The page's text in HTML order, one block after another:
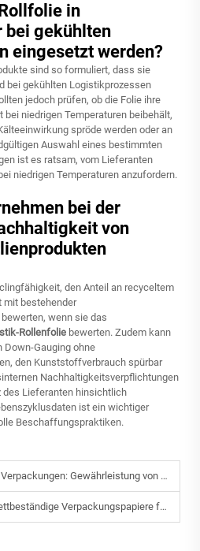
in
bei gekühlten
eingesetzt werden?
sind so formuliert, dass sie
bei gekühlten Logistikprozessen
jedoch prüfen, ob die Folie ihre
niedrigen Temperaturen beibehält,
spröde werden oder an
Auswahl eines bestimmten
ist es ratsam, vom Lieferanten
niedrigen Temperaturen anzufordern.
bei der
von
den Anteil an recyceltem
mit bestehender
wenn sie das
Rollenfolie bewerten. Zudem kann
Down-Gauging ohne
den Kunststoffverbrauch spürbar
Nachhaltigkeitsverpflichtungen
des Lieferanten hinsichtlich
ist ein wichtiger
Beschaffungspraktiken.
von Hygiene und Frische bei Großbestellungen
für das Branding individualisieren können